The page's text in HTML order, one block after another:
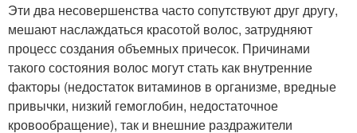
Эти два несовершенства часто сопутствуют друг другу,
мешают наслаждаться красотой волос, затрудняют
процесс создания объемных причесок. Причинами
такого состояния волос могут стать как внутренние
факторы (недостаток витаминов в организме, вредные
привычки, низкий гемоглобин, недостаточное
кровообращение), так и внешние раздражители